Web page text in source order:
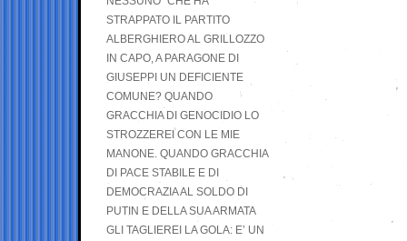
STRAPPATO IL PARTITO
ALBERGHIERO AL GRILLOZZO
IN CAPO, A PARAGONE DI
GIUSEPPI UN DEFICIENTE
COMUNE? QUANDO
GRACCHIA DI GENOCIDIO LO
STROZZEREI CON LE MIE
MANONE. QUANDO GRACCHIA
DI PACE STABILE E DI
DEMOCRAZIA AL SOLDO DI
PUTIN E DELLA SUA ARMATA
GLI TAGLIEREI LA GOLA: E’ UN